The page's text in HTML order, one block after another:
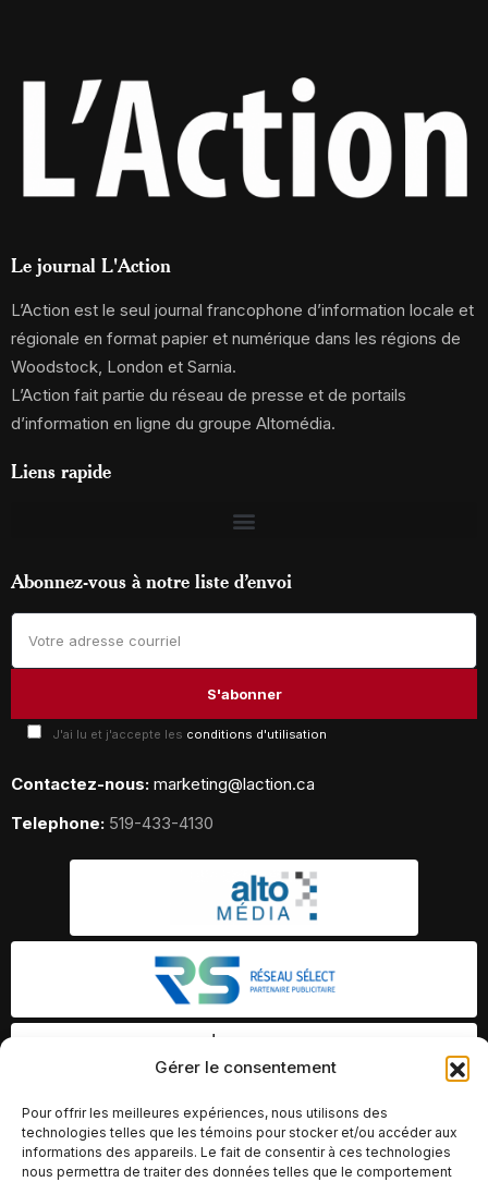
Gérer le consentement
Pour offrir les meilleures expériences, nous utilisons des
technologies telles que les témoins pour stocker et/ou accéder aux
informations des appareils. Le fait de consentir à ces technologies
nous permettra de traiter des données telles que le comportement
Le journal L'Action
L’Action est le seul journal francophone d’information locale et
régionale en format papier et numérique dans les régions de
Woodstock, London et Sarnia.
L’Action fait partie du réseau de presse et de portails
d’information en ligne du groupe Altomédia.
Liens rapide
Abonnez-vous à notre liste d’envoi
J'ai lu et j'accepte les conditions d'utilisation
Contactez-nous: marketing@laction.ca
Telephone: 519-433-4130